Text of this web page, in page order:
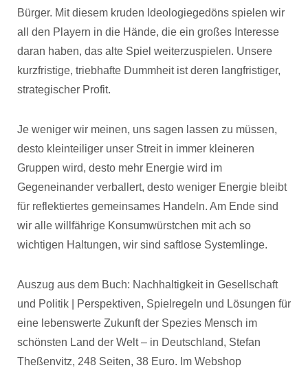
Bürger. Mit diesem kruden Ideologiegedöns spielen wir
all den Playern in die Hände, die ein großes Interesse
daran haben, das alte Spiel weiterzuspielen. Unsere
kurzfristige, triebhafte Dummheit ist deren langfristiger,
strategischer Profit.
Je weniger wir meinen, uns sagen lassen zu müssen,
desto kleinteiliger unser Streit in immer kleineren
Gruppen wird, desto mehr Energie wird im
Gegeneinander verballert, desto weniger Energie bleibt
für reflektiertes gemeinsames Handeln. Am Ende sind
wir alle willfährige Konsumwürstchen mit ach so
wichtigen Haltungen, wir sind saftlose Systemlinge.
Auszug aus dem Buch: Nachhaltigkeit in Gesellschaft
und Politik | Perspektiven, Spielregeln und Lösungen für
eine lebenswerte Zukunft der Spezies Mensch im
schönsten Land der Welt – in Deutschland, Stefan
Theßenvitz, 248 Seiten, 38 Euro. Im Webshop